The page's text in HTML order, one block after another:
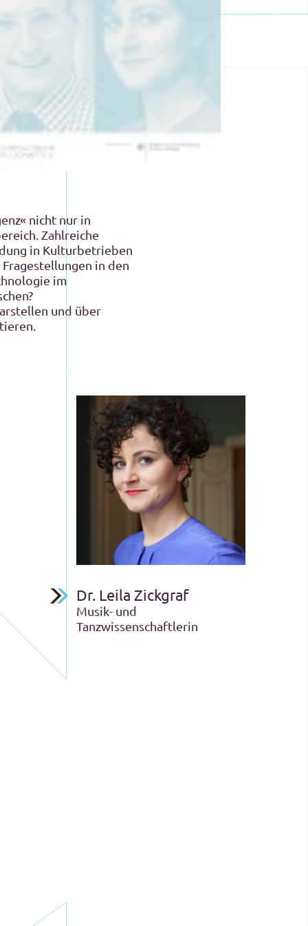
nicht nur in
Zahlreiche
in Kulturbetrieben
in den
im
und über
Dr. Leila Zickgraf
Musik- und
Tanzwissenschaftlerin